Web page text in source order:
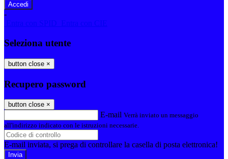
-
Entra con SPID
Entra con CIE
Seleziona utente
button close ×
Recupero password
button close ×
E-mail Verrà inviato un messaggio
all'indirizzo indicato con le istruzioni necessarie.
E-mail inviata, si prega di controllare la casella di posta elettronica!